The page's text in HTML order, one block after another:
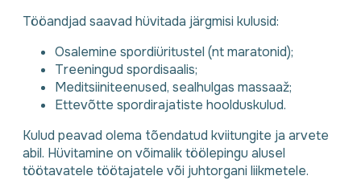
Tööandjad saavad hüvitada järgmisi kulusid:
Osalemine spordiüritustel (nt maratonid);
Treeningud spordisaalis;
Meditsiiniteenused, sealhulgas massaaž;
Ettevõtte spordirajatiste hoolduskulud.
Kulud peavad olema tõendatud kviitungite ja arvete
abil. Hüvitamine on võimalik töölepingu alusel
töötavatele töötajatele või juhtorgani liikmetele.